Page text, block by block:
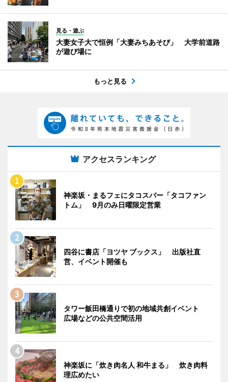
見る・遊ぶ
大妻女子大で恒例「大妻みちあそび」 大学前道路
が遊び場に
もっと見る
アクセスランキング
神楽坂・まるフェにタコスバー「タコファン
トム」 9月のみ日曜限定営業
四谷に書店「ヨツヤ ブックス」 出版社直
営、イベント開催も
タワー飯田橋通りで初の地域共創イベント
広場などの公共空間活用
神楽坂に「炊き肉名人 和牛まる」 炊き肉料
理広めたい